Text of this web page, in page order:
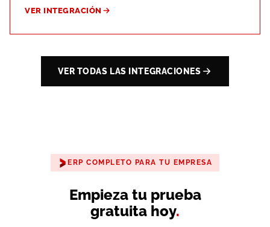
VER INTEGRACIÓN
VER TODAS LAS INTEGRACIONES
ERP COMPLETO PARA TU EMPRESA
Empieza tu prueba
gratuita hoy.